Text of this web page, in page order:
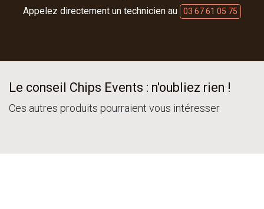
Appelez directement un technicien au 03 67 61 05 75
Le conseil Chips Events : n'oubliez rien !
Ces autres produits pourraient vous intéresser